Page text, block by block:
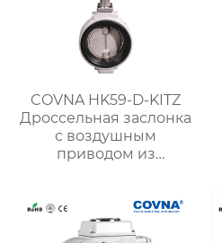
COVNA HK59-D-KITZ
Дроссельная заслонка
с воздушным
приводом из